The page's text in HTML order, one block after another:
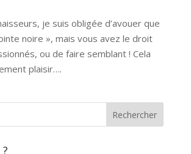
je suis obligée d’avouer que
noire », mais vous avez le droit
ou de faire semblant ! Cela
plaisir….